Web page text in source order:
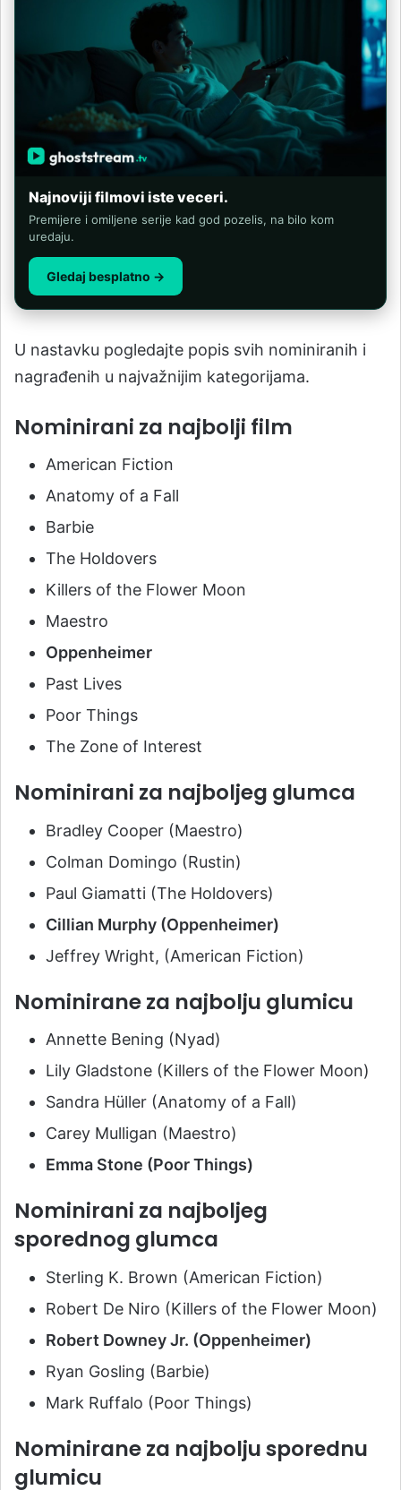
Najnoviji filmovi iste veceri.
Premijere i omiljene serije kad god pozelis, na bilo kom
uredaju.
Gledaj besplatno →
U nastavku pogledajte popis svih nominiranih i
nagrađenih u najvažnijim kategorijama.
Nominirani za najbolji film
American Fiction
Anatomy of a Fall
Barbie
The Holdovers
Killers of the Flower Moon
Maestro
Oppenheimer
Past Lives
Poor Things
The Zone of Interest
Nominirani za najboljeg glumca
Bradley Cooper (Maestro)
Colman Domingo (Rustin)
Paul Giamatti (The Holdovers)
Cillian Murphy (Oppenheimer)
Jeffrey Wright, (American Fiction)
Nominirane za najbolju glumicu
Annette Bening (Nyad)
Lily Gladstone (Killers of the Flower Moon)
Sandra Hüller (Anatomy of a Fall)
Carey Mulligan (Maestro)
Emma Stone (Poor Things)
Nominirani za najboljeg
sporednog glumca
Sterling K. Brown (American Fiction)
Robert De Niro (Killers of the Flower Moon)
Robert Downey Jr. (Oppenheimer)
Ryan Gosling (Barbie)
Mark Ruffalo (Poor Things)
Nominirane za najbolju sporednu
glumicu